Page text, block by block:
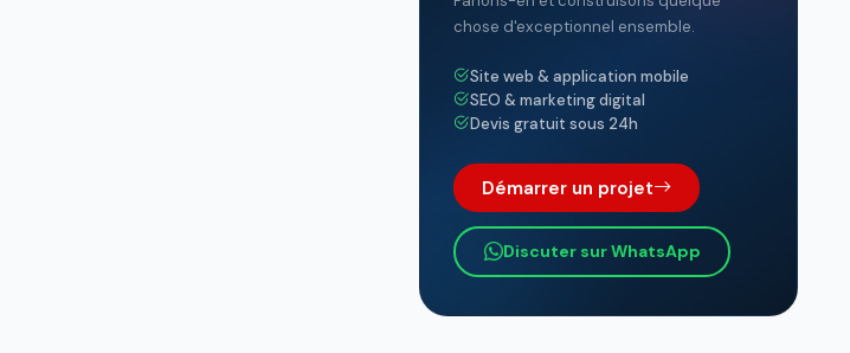
chose d'exceptionnel ensemble.
Site web & application mobile
SEO & marketing digital
Devis gratuit sous 24h
Démarrer un projet
Discuter sur WhatsApp